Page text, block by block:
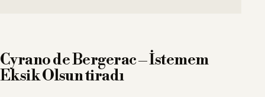
Cyrano de Bergerac – İstemem
Eksik Olsun tiradı